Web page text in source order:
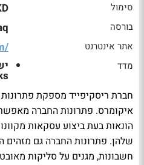
סימול
בורסה
אתר אינטרנט
מדד
חברת ריסקיפייד מספקת
איקומרס. פתרונות החברה
הונאות בעת ביצוע עסקאות
שלהן. פתרונות החברה גם מזהים
חשבונות, מגנים על סליקות